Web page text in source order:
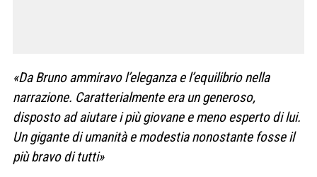
«Da Bruno ammiravo l’eleganza e l’equilibrio nella
narrazione. Caratterialmente era ungeneroso,
disposto ad aiutare ipiù giovane e meno esperto dilui.
Un gigante di umanità e modestia nonostante fosse il
piùbravo di tutti»